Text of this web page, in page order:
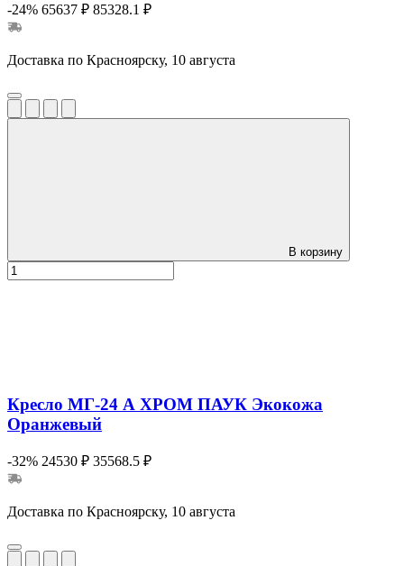
-24% 65637 ₽ 85328.1 ₽
Доставка по Красноярску, 10 августа
В корзину
Кресло МГ-24 А ХРОМ ПАУК Экокожа
Оранжевый
-32% 24530 ₽ 35568.5 ₽
Доставка по Красноярску, 10 августа